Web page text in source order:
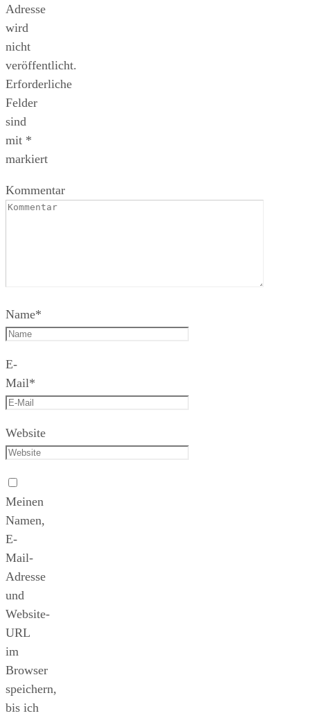
Adresse
wird
nicht
veröffentlicht.
Erforderliche
Felder
sind
mit *
markiert
Kommentar
Name*
E-
Mail*
Website
Meinen
Namen,
E-
Mail-
Adresse
und
Website-
URL
im
Browser
speichern,
bis ich